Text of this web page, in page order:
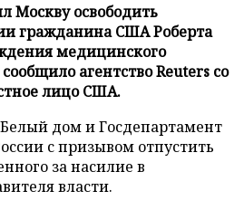
Москву освободить
гражданина США Роберта
медицинского
агентство Reuters со
лицо США.
дом и Госдепартамент
с призывом отпустить
за насилие в
власти.